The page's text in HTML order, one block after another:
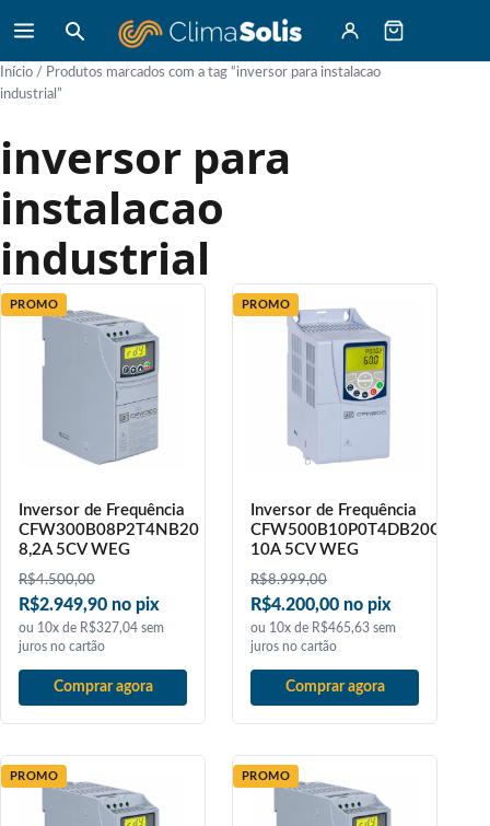
Início / Produtos marcados com a tag “inversor para instalacao
industrial”
inversor para
instalacao
industrial
PROMO
Inversor de Frequência
CFW300B08P2T4NB20
8,2A 5CV WEG
R$4.500,00
R$2.949,90 no pix
ou 10x de R$327,04 sem
juros no cartão
Comprar agora
PROMO
Inversor de Frequência
CFW500B10P0T4DB20G2
10A 5CV WEG
R$8.999,00
R$4.200,00 no pix
ou 10x de R$465,63 sem
juros no cartão
Comprar agora
PROMO PROMO